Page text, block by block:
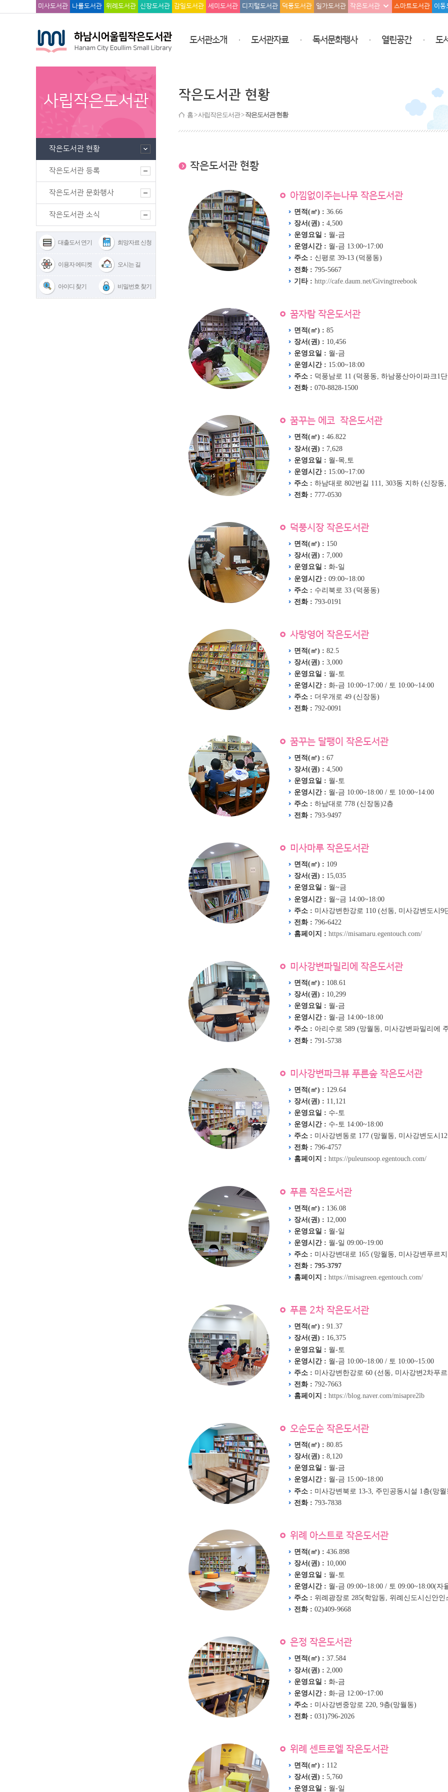
미사도서관 나룰도서관 위례도서관 신장도서관 감일도서관 세미도서관 디지털도서관 덕풍도서관 일가도서관 작은도서관 스마트도서관 이동
도서관소개 도서관자료 독서문화행사 열린공간 도
사립작은도서관
작은도서관 현황
작은도서관 등록
작은도서관 문화행사
작은도서관 소식
대출도서 연기 희망자료 신청
이용자 에티켓 오시는 길
아이디 찾기 비밀번호 찾기
작은도서관 현황
홈> 사립작은도서관 >작은도서관 현황
작은도서관 현황
아낌없이주는나무 작은도서관
면적(㎡) :36.66
장서(권) :4,500
운영요일 : 월-금
운영시간 : 월-금 13:00~17:00
주소 : 신평로 39-13 (덕풍동)
전화 : 795-5667
기타 :http://cafe.daum.net/Givingtreebook
꿈자람 작은도서관
면적(㎡) :85
장서(권) : 10,456
운영요일 : 월-금
운영시간 : 15:00~18:00
주소 : 덕풍남로 11 (덕풍동, 하남풍산아이파크1
전화 :070-8828-1500
꿈꾸는 에코 작은도서관
면적(㎡) :46.822
장서(권) : 7,628
운영요일 : 월-목,토
운영시간 : 15:00~17:00
주소 :하남대로 802번길 111, 303동 지하 (신장동
전화 : 777-0530
덕풍시장 작은도서관
면적(㎡) : 150
장서(권) : 7,000
운영요일 : 화-일
운영시간 :09:00~18:00
주소 : 수리북로 33 (덕풍동)
전화 : 793-0191
사랑영어 작은도서관
면적(㎡) :82.5
장서(권) :3,000
운영요일 : 월-토
운영시간 : 화-금 10:00~17:00 / 토 10:00~14:00
주소 : 더우개로 49 (신장동)
전화 : 792-0091
꿈꾸는 달팽이 작은도서관
면적(㎡) :67
장서(권) :4,500
운영요일 : 월-토
운영시간 : 월-금 10:00~18:00 / 토 10:00~14:00
주소 :하남대로 778 (신장동)2층
전화 : 793-9497
미사마루 작은도서관
면적(㎡) : 109
장서(권) : 15,035
운영요일 : 월~금
운영시간 : 월~금 14:00~18:00
주소 : 미사강변한강로 110 (선동, 미사강변도시9
전화 : 796-6422
홈페이지 : https://misamaru.egentouch.com/
미사강변파밀리에 작은도서관
면적(㎡) : 108.61
장서(권) : 10,299
운영요일 : 월-금
운영시간 : 월-금 14:00~18:00
주소 : 아리수로 589 (망월동, 미사강변파밀리에
전화 : 791-5738
미사강변파크뷰 푸른숲 작은도서관
면적(㎡) : 129.64
장서(권) : 11,121
운영요일 : 수-토
운영시간 : 수-토 14:00~18:00
주소 : 미사강변동로 177 (망월동, 미사강변도시
전화 : 796-4757
홈페이지 : https://puleunsoop.egentouch.com/
푸른 작은도서관
면적(㎡) : 136.08
장서(권) : 12,000
운영요일 : 월-일
운영시간 : 월-일 09:00~19:00
주소 : 미사강변대로 165 (망월동, 미사강변푸르
전화 : 795-3797
홈페이지 :https://misagreen.egentouch.com/
푸른 2차 작은도서관
면적(㎡) :91.37
장서(권) : 16,375
운영요일 : 월-토
운영시간 : 월-금 10:00~18:00 / 토 10:00~15:00
주소 : 미사강변한강로 60 (선동, 미사강변2차푸
전화 : 792-7663
홈페이지 :https://blog.naver.com/misapre2lb
오순도순 작은도서관
면적(㎡) :80.85
장서(권) :8,120
운영요일 : 월-금
운영시간 : 월-금 15:00~18:00
주소 : 미사강변북로 13-3, 주민공동시설 1층(망
전화 : 793-7838
위례 아스트로 작은도서관
면적(㎡) :436.898
장서(권) : 10,000
운영요일 : 월-토
운영시간 : 월-금 09:00~18:00 / 토 09:00~18:00(자
주소 : 위례광장로 285(학암동, 위례신도시신안인
전화 :02)409-9668
은정 작은도서관
면적(㎡) :37.584
장서(권) : 2,000
운영요일 : 화-금
운영시간 : 화-금 12:00~17:00
주소 : 미사강변중앙로 220, 9층(망월동)
전화 :031)796-2026
위례 센트로엘 작은도서관
면적(㎡) : 112
장서(권) :5,760
운영요일 : 월-일